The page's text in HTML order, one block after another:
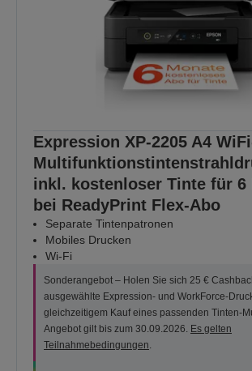
Expression XP-2205 A4
inkl. kostenloser Tinte für 6
bei ReadyPrint Flex-Abo
Separate Tintenpatronen
Mobiles Drucken
Wi-Fi
Sonderangebot – Holen Sie sich 25 €
ausgewählte Expression- und WorkForce-
gleichzeitigem Kauf eines passenden Tinten-
Angebot gilt bis zum 30.09.2026. Es gelten
Teilnahmebedingungen.